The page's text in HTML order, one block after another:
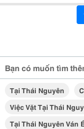
Bạn có muốn tìm
Tại Thái Nguyên
Việc Vặt Tại Thái
Tại Thái Nguyên Ván